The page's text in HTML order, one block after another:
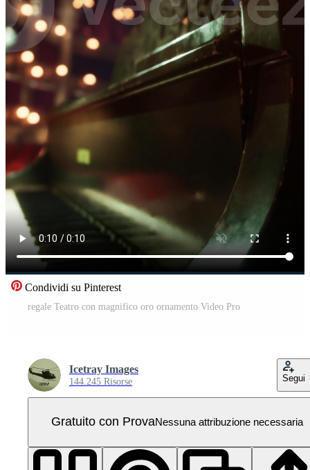
Condividi su Pinterest
regale Teatro con magnifico oro ornamento Video Pro
Icetray Images
144.245 Risorse Segui
Gratuito con ProvaNessuna attribuzione necessaria